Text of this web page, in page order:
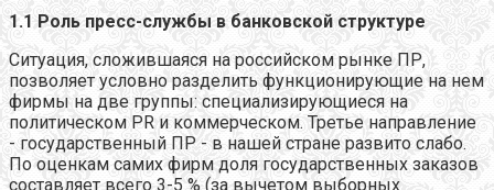
1.1 Роль пресс-службы в банковской структуре
Ситуация, сложившаяся на российском рынке ПР,
позволяет условно разделить функционирующие на нем
фирмы на две группы: специализирующиеся на
политическом PR и коммерческом. Третье направление
- государственный ПР - в нашей стране развито слабо.
По оценкам самих фирм доля государственных заказов
составляет всего 3-5 % (за вычетом выборных